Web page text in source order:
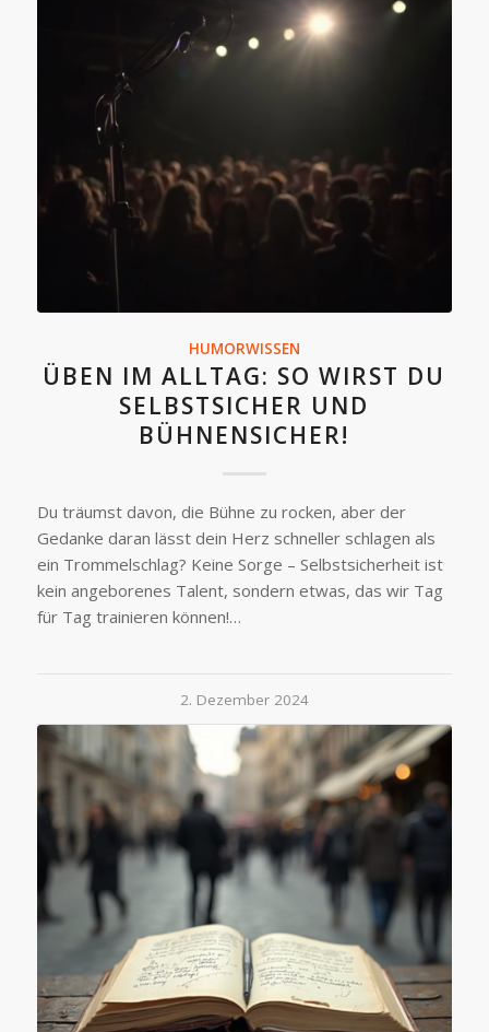
HUMORWISSEN
ÜBEN IM ALLTAG: SO WIRST DU
SELBSTSICHER UND
BÜHNENSICHER!
Du träumst davon, die Bühne zu rocken, aber der
Gedanke daran lässt dein Herz schneller schlagen als
ein Trommelschlag? Keine Sorge – Selbstsicherheit ist
kein angeborenes Talent, sondern etwas, das wir Tag
für Tag trainieren können!…
2. Dezember 2024